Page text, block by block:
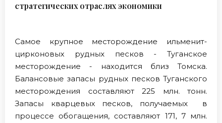
стратегических отраслях экономики
Самое крупное месторождение ильменит-
цирконовых рудных песков - Туганское
месторождение - находится близ Томска.
Балансовые запасы рудных песков Туганского
месторождения составляют 225 млн. тонн.
Запасы кварцевых песков, получаемых в
процессе обогащения, составляют 171, 7 млн.